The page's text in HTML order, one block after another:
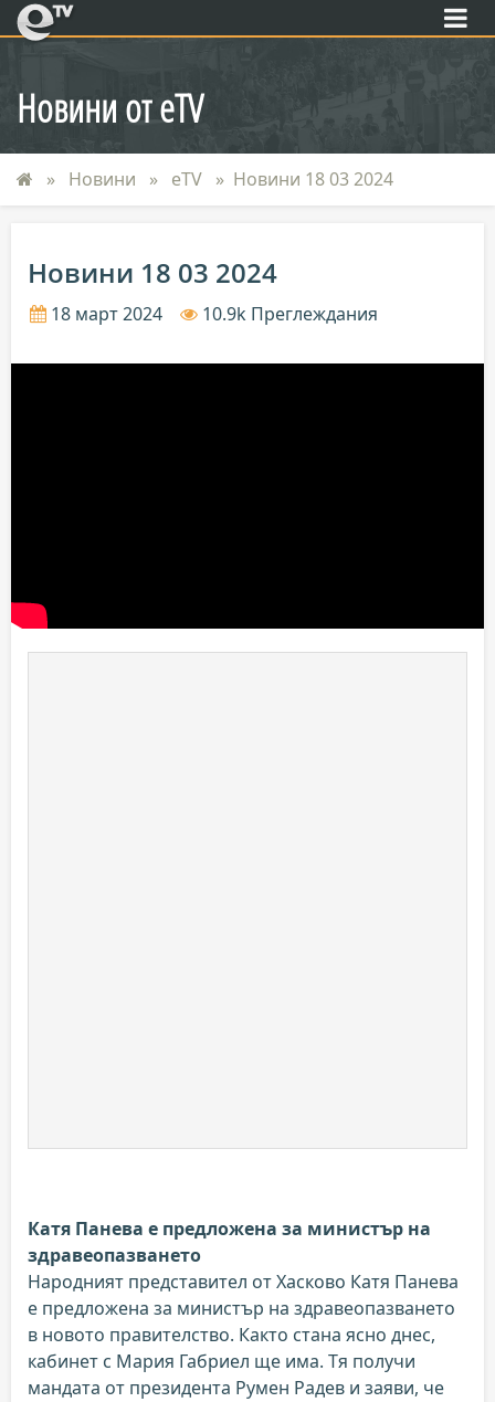
eTV
Новини от eTV
Новини eTV Новини 18 03 2024
Новини 18 03 2024
18 март 2024 10.9k Преглеждания
Катя Панева е предложена за министър на
здравеопазването
Народният представител от Хасково Катя Панева
е предложена за министър на здравеопазването
в новото правителство. Както стана ясно днес,
кабинет с Мария Габриел ще има. Тя получи
мандата от президента Румен Радев и заяви, че